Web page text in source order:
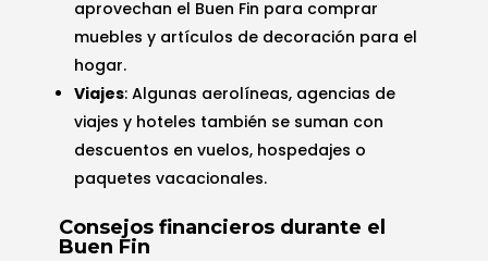
aprovechan el Buen Fin para comprar
muebles y artículos de decoración para el
hogar.
Viajes: Algunas aerolíneas, agencias de
viajes y hoteles también se suman con
descuentos en vuelos, hospedajes o
paquetes vacacionales.
Consejos financieros durante el
Buen Fin